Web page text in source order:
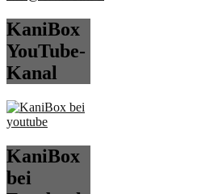
KaniBox
YouTube-
Kanal
KaniBox
bei